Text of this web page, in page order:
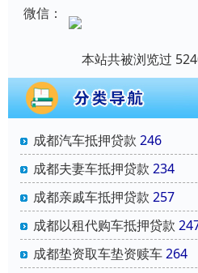
微信：
本站共被浏览过
成都汽车抵押贷款 246
成都夫妻车抵押贷款 234
成都亲戚车抵押贷款 257
成都以租代购车抵押贷款
成都垫资取车垫资赎车264